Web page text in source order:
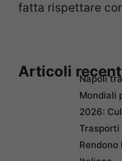
fatta rispettare
Articoli
Napoli
Mondiali
2026: